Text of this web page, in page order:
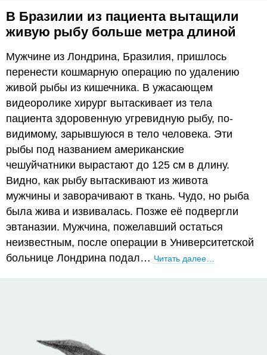
В Бразилии из пациента вытащили
живую рыбу больше метра длиной
Мужчине из Лондрина, Бразилия, пришлось
перенести кошмарную операцию по удалению
живой рыбы из кишечника. В ужасающем
видеоролике хирург вытаскивает из тела
пациента здоровенную угревидную рыбу, по-
видимому, зарывшуюся в тело человека. Эти
рыбы под названием американские
чешуйчатники вырастают до 125 см в длину.
Видно, как рыбу вытаскивают из живота
мужчины и заворачивают в ткань. Чудо, но рыба
была жива и извивалась. Позже её подвергли
эвтаназии. Мужчина, пожелавший остаться
неизвестным, после операции в Университетской
больнице Лондрина подал… Читать далее…